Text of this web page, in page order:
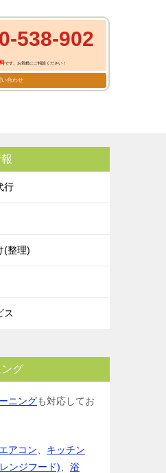
538-902
です。お気軽にご相談ください！
い合わせ
行
(整理)
ス
グ
ニングも対応してお
エアコン
キッチン
ンジフード)
浴